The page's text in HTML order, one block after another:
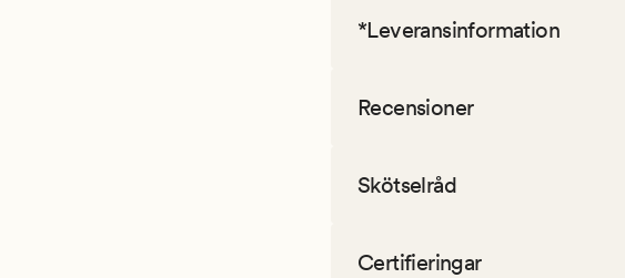
*Leveransinformation
Recensioner
Skötselråd
Certifieringar